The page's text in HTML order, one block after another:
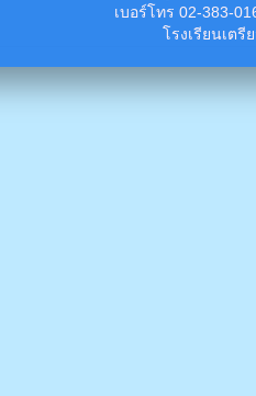
เบอร์โทร 02-383-
โรงเรียนเต